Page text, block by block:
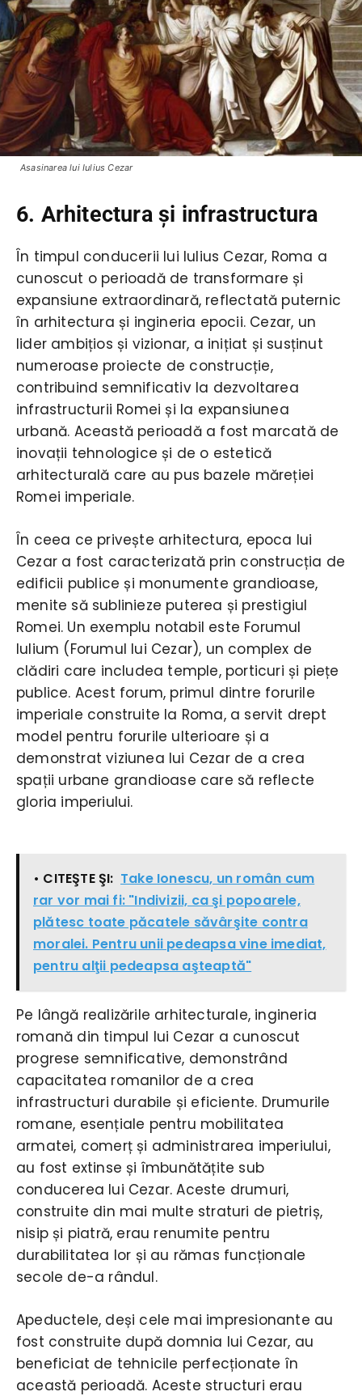
Asasinarea lui Iulius Cezar
6. Arhitectura și infrastructura
În timpul conducerii lui Iulius Cezar, Roma a
cunoscut o perioadă de transformare și
expansiune extraordinară, reflectată puternic
în arhitectura și ingineria epocii. Cezar, un
lider ambițios și vizionar, a inițiat și susținut
numeroase proiecte de construcție,
contribuind semnificativ la dezvoltarea
infrastructurii Romei și la expansiunea
urbană. Această perioadă a fost marcată de
inovații tehnologice și de o estetică
arhitecturală care au pus bazele măreției
Romei imperiale.
În ceea ce privește arhitectura, epoca lui
Cezar a fost caracterizată prin construcția de
edificii publice și monumente grandioase,
menite să sublinieze puterea și prestigiul
Romei. Un exemplu notabil este Forumul
Iulium (Forumul lui Cezar), un complex de
clădiri care includea temple, porticuri și piețe
publice. Acest forum, primul dintre forurile
imperiale construite la Roma, a servit drept
model pentru forurile ulterioare și a
demonstrat viziunea lui Cezar de a crea
spații urbane grandioase care să reflecte
gloria imperiului.
• CITEŞTE ŞI: Take Ionescu, un român cum
rar vor mai fi: "Indivizii, ca şi popoarele,
plătesc toate păcatele săvârşite contra
moralei. Pentru unii pedeapsa vine imediat,
pentru alţii pedeapsa aşteaptă"
Pe lângă realizările arhitecturale, ingineria
romană din timpul lui Cezar a cunoscut
progrese semnificative, demonstrând
capacitatea romanilor de a crea
infrastructuri durabile și eficiente. Drumurile
romane, esențiale pentru mobilitatea
armatei, comerț și administrarea imperiului,
au fost extinse și îmbunătățite sub
conducerea lui Cezar. Aceste drumuri,
construite din mai multe straturi de pietriș,
nisip și piatră, erau renumite pentru
durabilitatea lor și au rămas funcționale
secole de-a rândul.
Apeductele, deși cele mai impresionante au
fost construite după domnia lui Cezar, au
beneficiat de tehnicile perfecționate în
această perioadă. Aceste structuri erau